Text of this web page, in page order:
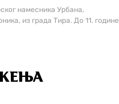
намесника Урбана,
из града Тира. До 11. године